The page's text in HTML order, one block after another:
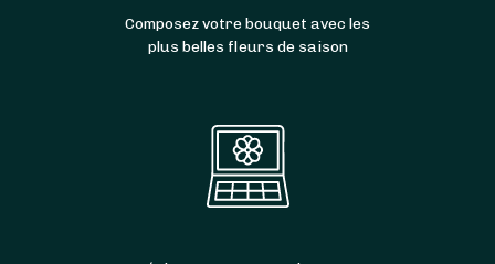
Composez votre bouquet avec les
plus belles fleurs de saison